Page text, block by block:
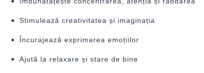
Stimulează creativitatea și imaginația
Încurajează exprimarea emoțiilor
Ajută la relaxare și stare de bine